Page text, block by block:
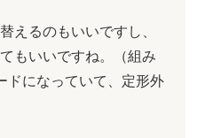
えるのもいいですし、
もいいですね。（組み
ドになっていて、定形外